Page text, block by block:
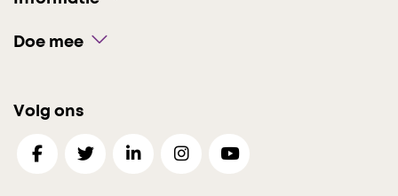
Doe mee
Volg ons